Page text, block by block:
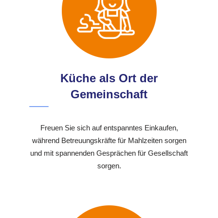
Küche als Ort der
Gemeinschaft
Freuen Sie sich auf entspanntes Einkaufen,
während Betreuungskräfte für Mahlzeiten sorgen
und mit spannenden Gesprächen für Gesellschaft
sorgen.